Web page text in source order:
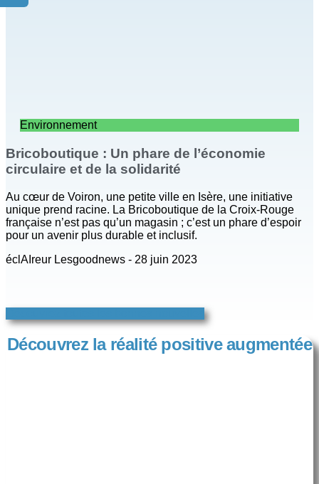
Environnement
Bricoboutique : Un phare de l’économie
circulaire et de la solidarité
Au cœur de Voiron, une petite ville en Isère, une initiative
unique prend racine. La Bricoboutique de la Croix-Rouge
française n’est pas qu’un magasin ; c’est un phare d’espoir
pour un avenir plus durable et inclusif.
éclAIreur Lesgoodnews
28 juin 2023
Découvrez la réalité positive augmentée